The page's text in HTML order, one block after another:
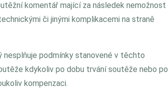
komentář mající za následek nemožnost
či jinými komplikacemi na straně
podmínky stanovené v těchto
kdykoliv po dobu trvání soutěže nebo po
kompenzaci.